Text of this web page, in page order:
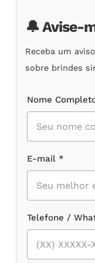
🔔 Avise-
Receba um
sobre brindes
Nome
E-mail *
Telefone /